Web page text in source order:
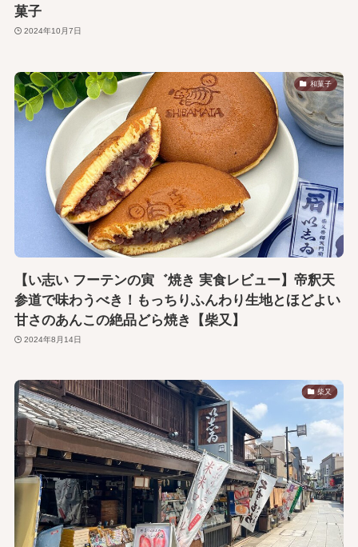
菓子
2024年10月7日
和菓子
【い志い フーテンの寅゛焼き 実食レビュー】帝釈天
参道で味わうべき！もっちりふんわり生地とほどよい
甘さのあんこの絶品どら焼き【柴又】
2024年8月14日
柴又